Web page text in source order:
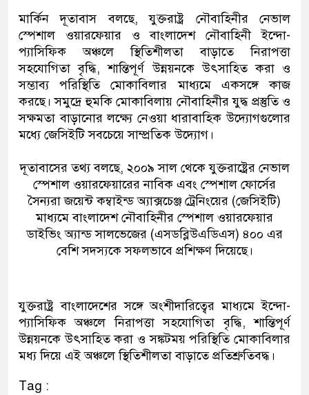
মার্কিন দূতাবাস বলছে, যুক্তরাষ্ট্র নৌবাহিনীর নেভাল
স্পেশাল ওয়ারফেয়ার ও বাংলাদেশ নৌবাহিনী ইন্দো-
প্যাসিফিক অঞ্চলে স্থিতিশীলতা বাড়াতে নিরাপত্তা
সহযোগিতা বৃদ্ধি, শান্তিপূর্ণ উন্নয়নকে উৎসাহিত করা ও
সম্ভাব্য পরিস্থিতি মোকাবিলার মাধ্যমে একসঙ্গে কাজ
করছে। সমুদ্রে হুমকি মোকাবিলায় নৌবাহিনীর যুদ্ধ প্রস্তুতি ও
সক্ষমতা বাড়ানোর লক্ষ্যে নেওয়া ধারাবাহিক উদ্যোগগুলোর
মধ্যে জেসিইটি সবচেয়ে সাম্প্রতিক উদ্যোগ।
দূতাবাসের তথ্য বলছে, ২০০৯ সাল থেকে যুক্তরাষ্ট্রের নেভাল
স্পেশাল ওয়ারফেয়ারের নাবিক এবং স্পেশাল ফোর্সের
সৈন্যরা জয়েন্ট কম্বাইন্ড অ্যাক্সচেঞ্জ ট্রেনিংয়ের (জেসিইটি)
মাধ্যমে বাংলাদেশ নৌবাহিনীর স্পেশাল ওয়ারফেয়ার
ডাইভিং অ্যান্ড সালভেজের (এসডব্লিউএডিএস) ৪০০ এর
বেশি সদস্যকে সফলভাবে প্রশিক্ষণ দিয়েছে।
যুক্তরাষ্ট্র বাংলাদেশের সঙ্গে অংশীদারিত্বের মাধ্যমে ইন্দো-
প্যাসিফিক অঞ্চলে নিরাপত্তা সহযোগিতা বৃদ্ধি, শান্তিপূর্ণ
উন্নয়নকে উৎসাহিত করা ও সঙ্কটময় পরিস্থিতি মোকাবিলার
মধ্য দিয়ে এই অঞ্চলে স্থিতিশীলতা বাড়াতে প্রতিশ্রুতিবদ্ধ।
Tag :